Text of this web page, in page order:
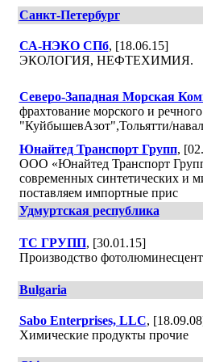
Санкт-Петербург
СА-НЭКО СПб, [18.06.15]
ЭКОЛОГИЯ, НЕФТЕХИМИЯ.
Северо-Западная Морская
фрахтование морского и
"КуйбышевАзот",Тольятти/
Юнайтед Транспорт Групп,
ООО «Юнайтед Транспорт
современных синтетических и
поставляем импортные прис
Удмуртская республика
ТС ГРУПП, [30.01.15]
Производство
Bulgaria
Sabo Enterprises, LLC,
Химические продукты прочие